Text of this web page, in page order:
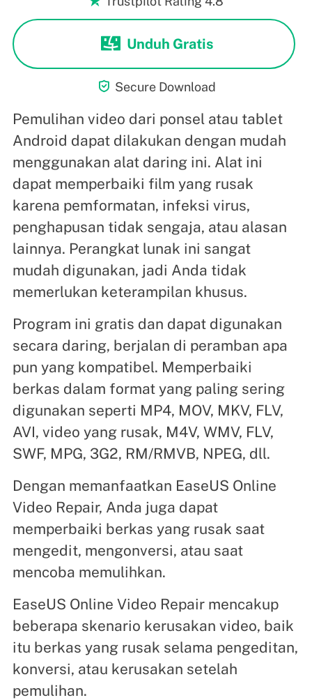
Unduh Gratis
 Secure Download
Pemulihan video dari ponsel atau tablet
Android dapat dilakukan dengan mudah
menggunakan alat daring ini. Alat ini
dapat memperbaiki film yang rusak
karena pemformatan, infeksi virus,
penghapusan tidak sengaja, atau alasan
lainnya. Perangkat lunak ini sangat
mudah digunakan, jadi Anda tidak
memerlukan keterampilan khusus.
Program ini gratis dan dapat digunakan
secara daring, berjalan di peramban apa
pun yang kompatibel. Memperbaiki
berkas dalam format yang paling sering
digunakan seperti MP4, MOV, MKV, FLV,
AVI, video yang rusak, M4V, WMV, FLV,
SWF, MPG, 3G2, RM/RMVB, NPEG, dll.
Dengan memanfaatkan EaseUS Online
Video Repair, Anda juga dapat
memperbaiki berkas yang rusak saat
mengedit, mengonversi, atau saat
mencoba memulihkan.
EaseUS Online Video Repair mencakup
beberapa skenario kerusakan video, baik
itu berkas yang rusak selama pengeditan,
konversi, atau kerusakan setelah
pemulihan.